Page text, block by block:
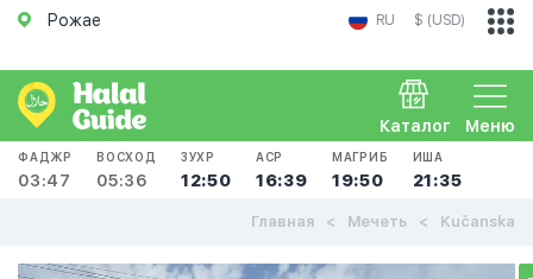
Рожае RU $ (USD)
Меню
Каталог
ФАДЖР
03:47
ВОСХОД
05:36
ЗУХР
12:50
АСР
16:39
МАГРИБ
19:50
ИША
21:35
Главная Мечеть Kučanska